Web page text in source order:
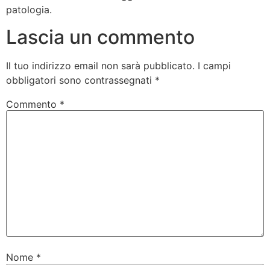
patologia.
Lascia un commento
Il tuo indirizzo email non sarà pubblicato. I campi
obbligatori sono contrassegnati *
Commento *
Nome *